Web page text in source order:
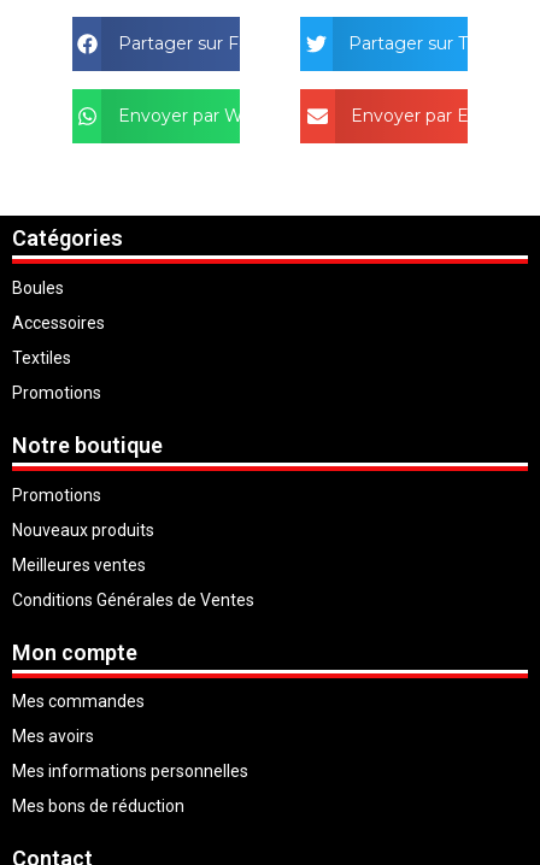
Partager sur Facebook Partager sur Twitter
Envoyer par Whatsapp Envoyer par Email
Catégories
Boules
Accessoires
Textiles
Promotions
Notre boutique
Promotions
Nouveaux produits
Meilleures ventes
Conditions Générales de Ventes
Mon compte
Mes commandes
Mes avoirs
Mes informations personnelles
Mes bons de réduction
Contact